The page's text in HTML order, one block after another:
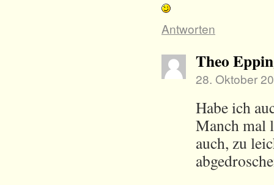
Antworten
Theo
28. Oktober
Habe ich
Manch mal
auch, zu